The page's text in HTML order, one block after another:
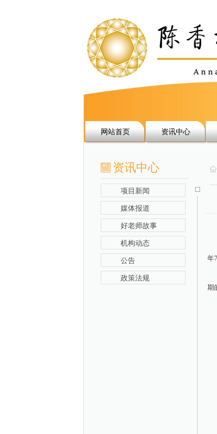
网站首页 资讯中心
资讯中心
项目新闻
媒体报道
好老师故事
机构动态
公告
政策法规
年
期